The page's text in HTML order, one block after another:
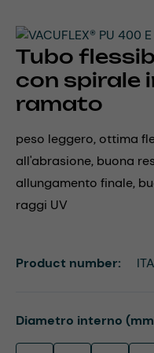
Tubo
con spirale
ramato
peso leggero, ottima
all'abrasione, buona
allungamento finale,
raggi UV
Select
Diametro interno
Product number: